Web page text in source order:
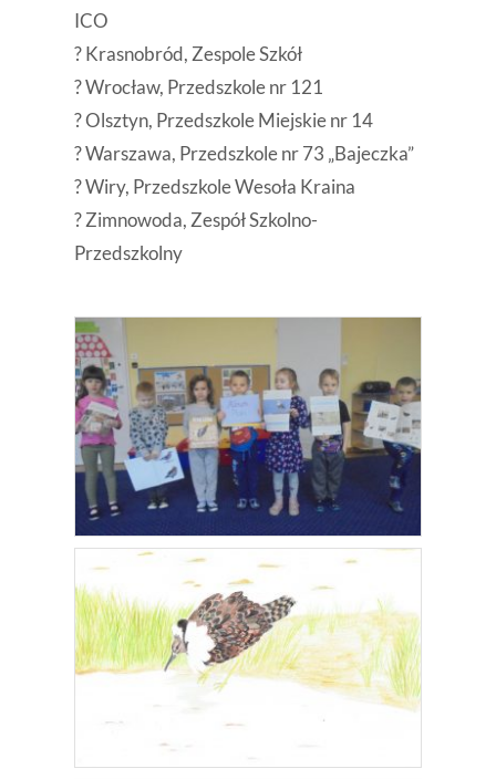
ICO
? Krasnobród, Zespole Szkół
? Wrocław, Przedszkole nr 121
? Olsztyn, Przedszkole Miejskie nr 14
? Warszawa, Przedszkole nr 73 „Bajeczka”
? Wiry, Przedszkole Wesoła Kraina
? Zimnowoda, Zespół Szkolno-
Przedszkolny